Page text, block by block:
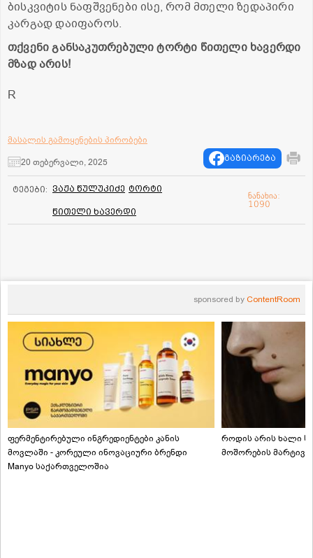
ბისკვიტის ნაფშვენები ისე, რომ მთელი ზედაპირი
კარგად დაიფაროს.
თქვენი განსაკუთრებული ტორტი წითელი ხავერდი
მზად არის!
R
მასალის გამოყენების პირობები
20 თებერვალი, 2025
გაზიარება
ტეგები: ვაჟა წულუკიძე ტორტი
წითელი ხავერდი
ნანახია:
1090
sponsored by ContentRoom
ფერმენტირებული ინგრედიენტები კანის
მოვლაში - კორეული ინოვაციური ბრენდი
Manyo საქართველოშია
როდის არის ხალი
მოშორების